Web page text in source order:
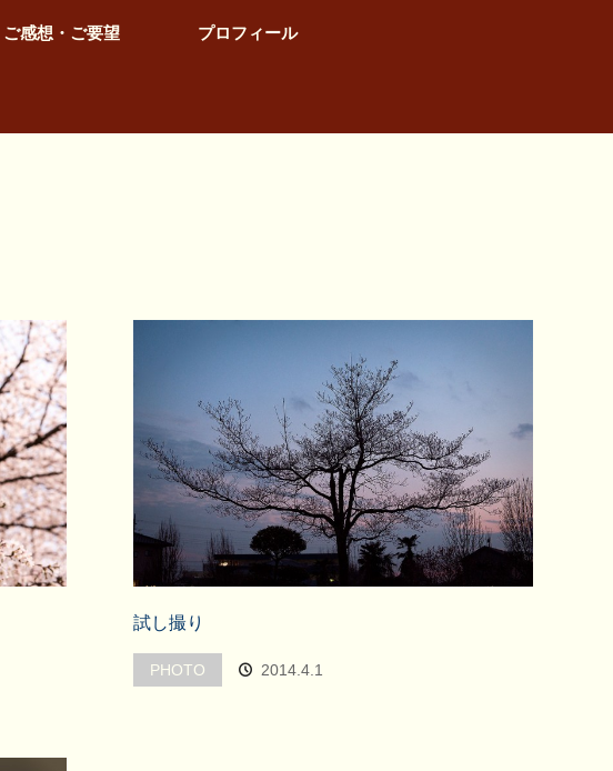
ご感想・ご要望 プロフィール
試し撮り
PHOTO 2014.4.1